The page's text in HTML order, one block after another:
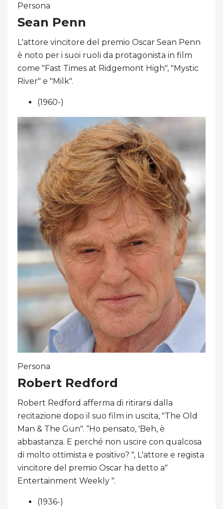
Persona
Sean Penn
L'attore vincitore del premio Oscar Sean Penn
è noto per i suoi ruoli da protagonista in film
come "Fast Times at Ridgemont High", "Mystic
River" e "Milk".
(1960-)
Persona
Robert Redford
Robert Redford afferma di ritirarsi dalla
recitazione dopo il suo film in uscita, "The Old
Man & The Gun". “Ho pensato, 'Beh, è ​​
abbastanza. E perché non uscire con qualcosa
di molto ottimista e positivo? ", L'attore e regista
vincitore del premio Oscar ha detto a"
Entertainment Weekly ".
(1936-)